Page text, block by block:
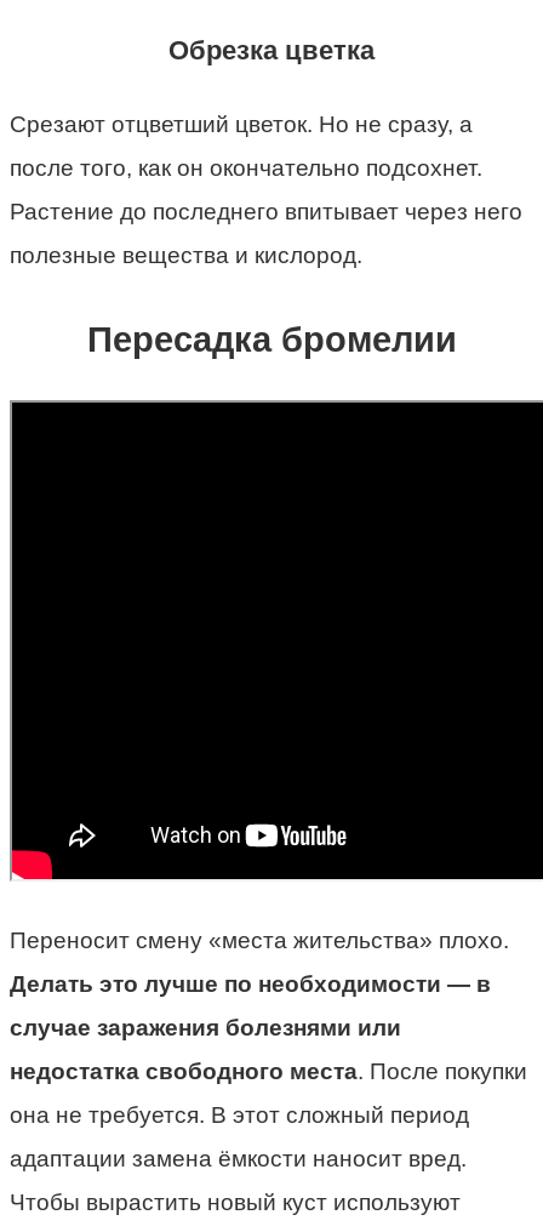
Обрезка цветка
Срезают отцветший цветок. Но не сразу, а
после того, как он окончательно подсохнет.
Растение до последнего впитывает через него
полезные вещества и кислород.
Пересадка бромелии
Переносит смену «места жительства» плохо.
Делать это лучше по необходимости — в
случае заражения болезнями или
недостатка свободного места. После покупки
она не требуется. В этот сложный период
адаптации замена ёмкости наносит вред.
Чтобы вырастить новый куст используют